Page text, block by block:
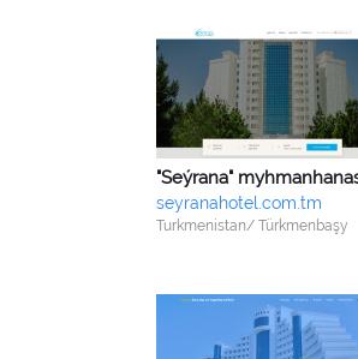
"Seýrana"
seyranahotel.com.tm
Turkmenistan/ Türkmenbaşy